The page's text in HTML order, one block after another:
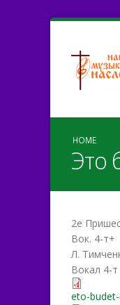
HOME
Это
2е
Вок. 4-т+
Л.
Вокал 4-т
eto-